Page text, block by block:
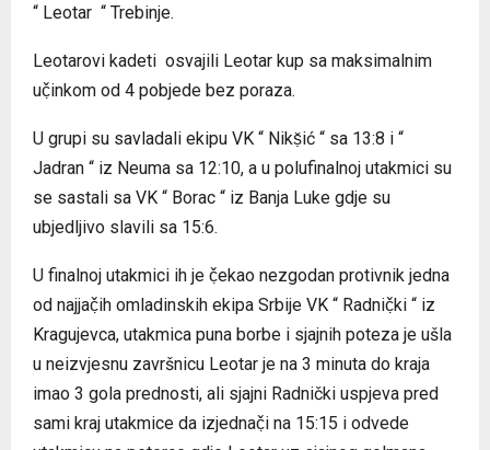
“ Leotar “ Trebinje.
Leotarovi kadeti osvajili Leotar kup sa maksimalnim
uč̣inkom od 4 pobjede bez poraza.
U grupi su savladali ekipu VK “ Nikṣ̌ić “ sa 13:8 i “
Jadran “ iz Neuma sa 12:10, a u polufinalnoj utakmici su
se sastali sa VK “ Borac “ iz Banja Luke gdje su
ubjedljivo slavili sa 15:6.
U finalnoj utakmici ih je č̣ekao nezgodan protivnik jedna
od najjač̣ih omladinskih ekipa Srbije VK “ Radnič̣ki “ iz
Kragujevca, utakmica puna borbe i sjajnih poteza je ušla
u neizvjesnu završnicu Leotar je na 3 minuta do kraja
imao 3 gola prednosti, ali sjajni Radnički uspjeva pred
sami kraj utakmice da izjednač̣i na 15:15 i odvede